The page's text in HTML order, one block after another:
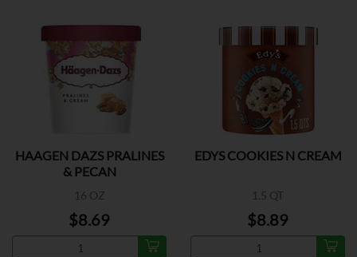
HAAGEN DAZS PRALINES
& PECAN
16 OZ
$8.69
EDYS COOKIES N CREAM
1.5 QT
$8.89